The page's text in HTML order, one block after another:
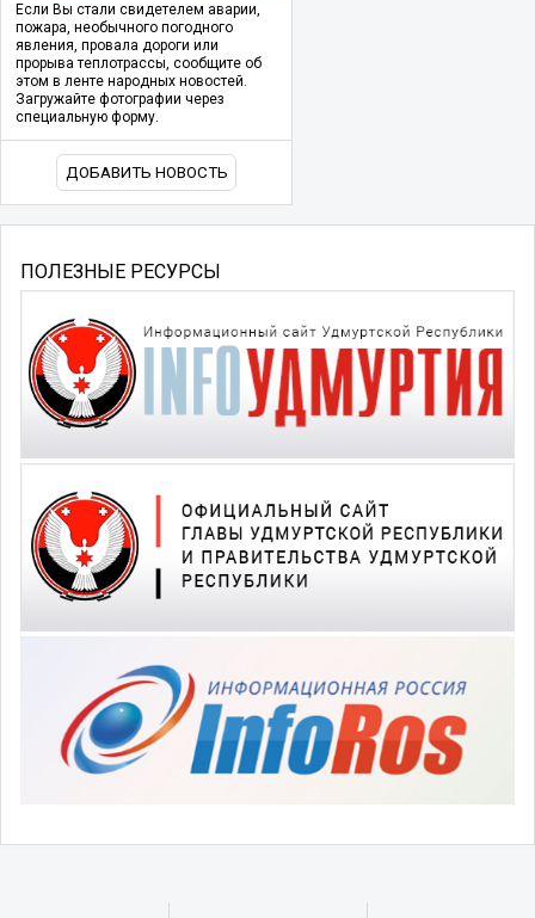
Если Вы стали свидетелем аварии,
пожара, необычного погодного
явления, провала дороги или
прорыва теплотрассы, сообщите об
этом в ленте народных новостей.
Загружайте фотографии через
специальную форму.
ДОБАВИТЬ НОВОСТЬ
ПОЛЕЗНЫЕ РЕСУРСЫ